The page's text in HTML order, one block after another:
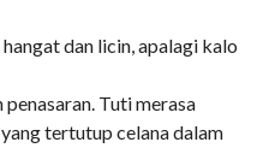
hangat dan licin, apalagi kalo
penasaran. Tuti merasa
tertutup celana dalam